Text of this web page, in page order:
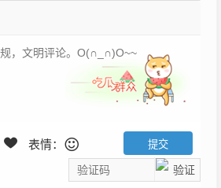
表情：